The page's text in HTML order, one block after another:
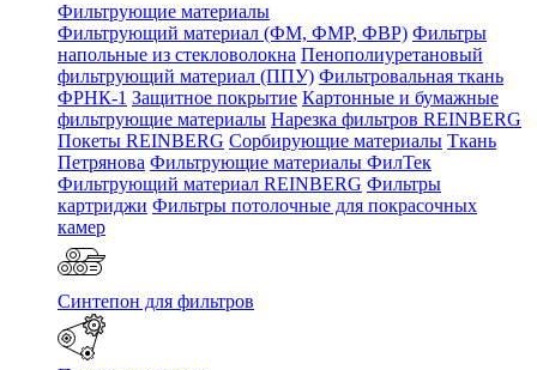
Фильтрующие материалы
Фильтрующий материал (ФМ, ФМР, ФВР) Фильтры
напольные из стекловолокна Пенополиуретановый
фильтрующий материал (ППУ) Фильтровальная ткань
ФРНК-1 Защитное покрытие Картонные и бумажные
фильтрующие материалы Нарезка фильтров REINBERG
Покеты REINBERG Сорбирующие материалы Ткань
Петрянова Фильтрующие материалы ФилТек
Фильтрующий материал REINBERG Фильтры
картриджи Фильтры потолочные для покрасочных
камер
Синтепон для фильтров